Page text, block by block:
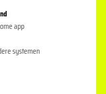
app
systemen